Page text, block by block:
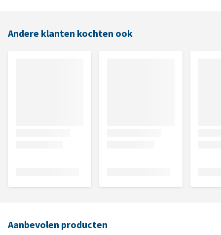
Andere klanten kochten ook
Aanbevolen producten